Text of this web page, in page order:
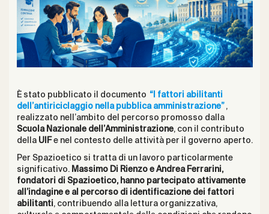
È stato pubblicato il documento “I fattori abilitanti
dell’antiriciclaggio nella pubblica amministrazione” ,
realizzato nell’ambito del percorso promosso dalla
Scuola Nazionale dell’Amministrazione, con il contributo
della UIFe nel contesto delle attività per il governo aperto.
Per Spazioetico si tratta di un lavoro particolarmente
significativo. Massimo Di Rienzo e Andrea Ferrarini,
fondatori di Spazioetico, hanno partecipato attivamente
all’indagine e al percorso di identificazione dei fattori
abilitanti, contribuendo alla lettura organizzativa,